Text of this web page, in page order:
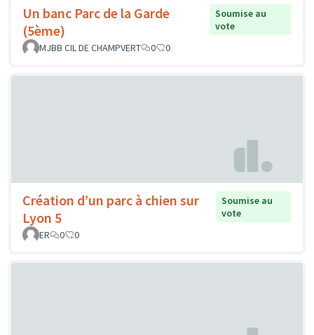
Un banc Parc de la Garde
(5ème)
Soumise au
vote
MJBB CIL DE CHAMPVERT
0 0
Création d’un parc à chien sur
Lyon 5
Soumise au
vote
ER
0 0